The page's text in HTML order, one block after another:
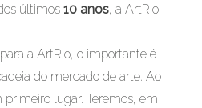
últimos 10 anos, a ArtRio
a ArtRio, o importante é
do mercado de arte. Ao
lugar. Teremos, em